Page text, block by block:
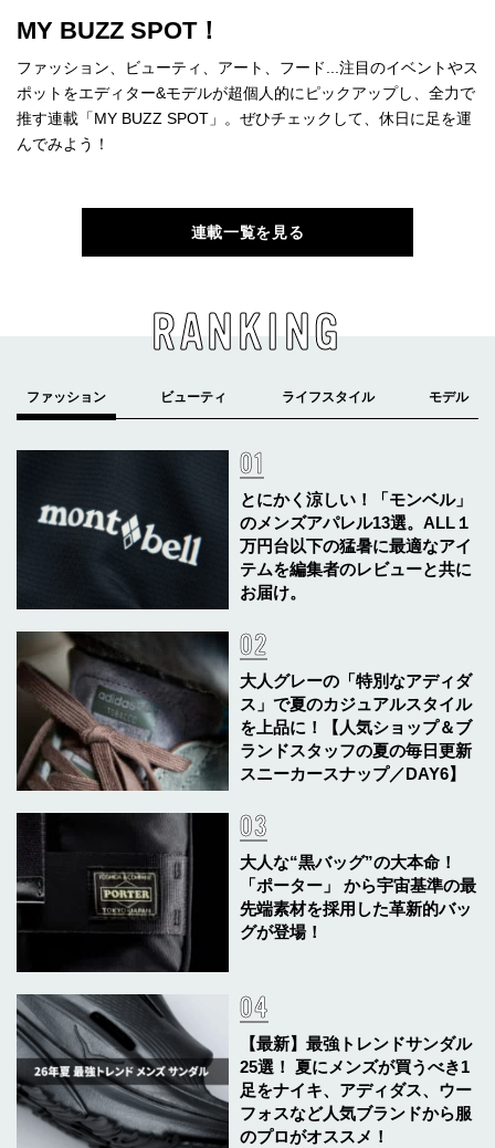
MY BUZZ SPOT！
ファッション、ビューティ、アート、フード...注目のイベントやス
ポットをエディター&モデルが超個人的にピックアップし、全力で
推す連載「MY BUZZ SPOT」。ぜひチェックして、休日に足を運
んでみよう！
連載一覧を見る
RANKING
とにかく涼しい！「モンベル」
のメンズアパレル13選。ALL１
万円台以下の猛暑に最適なアイ
テムを編集者のレビューと共に
お届け。
大人グレーの「特別なアディダ
ス」で夏のカジュアルスタイル
を上品に！【人気ショップ＆ブ
ランドスタッフの夏の毎日更新
スニーカースナップ／DAY6】
大人な“黒バッグ”の大本命！
「ポーター」 から宇宙基準の最
先端素材を採用した革新的バッ
グが登場！
【最新】最強トレンドサンダル
25選！ 夏にメンズが買うべき1
足をナイキ、アディダス、ウー
フォスなど人気ブランドから服
のプロがオススメ！